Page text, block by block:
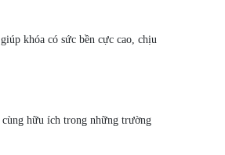
khóa có sức bền cực cao, chịu
cùng hữu ích trong những trường